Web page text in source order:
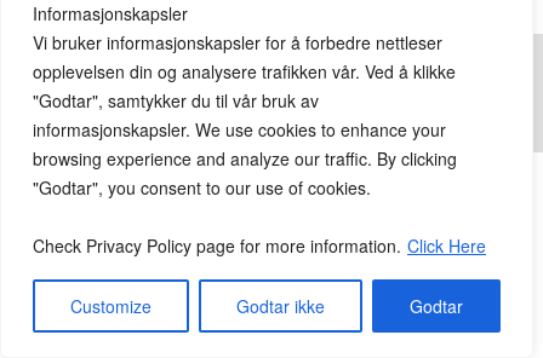
Informasjonskapsler
Vi bruker informasjonskapsler for å forbedre nettleser
opplevelsen din og analysere trafikken vår. Ved å klikke
"Godtar", samtykker du til vår bruk av
informasjonskapsler. We use cookies to enhance your
browsing experience and analyze our traffic. By clicking
"Godtar", you consent to our use of cookies.
Check Privacy Policy page for more information. Click Here
Customize Godtar ikke Godtar
© 2026Lesekroken.noAll Rights Reserved.